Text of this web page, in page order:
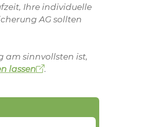
Ihre individuelle
AG sollten
am sinnvollsten ist,
lassen .